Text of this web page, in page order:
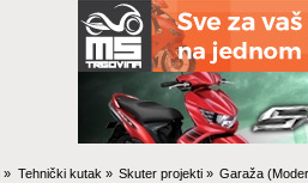
» Tehnički kutak » Skuter projekti» Garaža